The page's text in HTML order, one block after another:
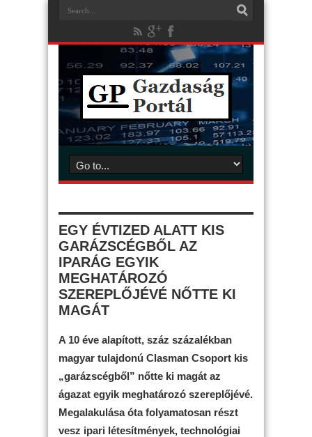
EGY ÉVTIZED ALATT KIS
GARÁZSCÉGBŐL AZ
IPARÁG EGYIK
MEGHATÁROZÓ
SZEREPLŐJÉVÉ NŐTTE KI
MAGÁT
A 10 éve alapított, száz százalékban
magyar tulajdonú Clasman Csoport kis
„garázscégből” nőtte ki magát az
ágazat egyik meghatározó szereplőjévé.
Megalakulása óta folyamatosan részt
vesz ipari létesítmények, technológiai